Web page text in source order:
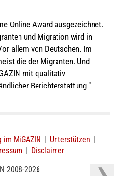
Online Award ausgezeichnet.
und Migration wird in
allem von Deutschen. Im
die der Migranten. Und
mit qualitativ
Berichterstattung."
im MiGAZIN | Unterstützen |
| Disclaimer
2008-2026